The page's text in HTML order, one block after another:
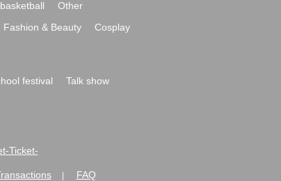
basketball
Other
Fashion & Beauty
Cosplay
festival
Talk show
Ticket-
FAQ